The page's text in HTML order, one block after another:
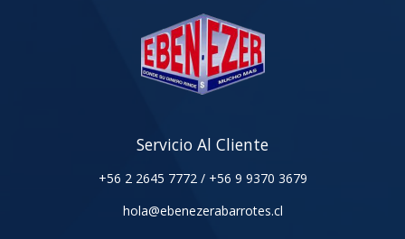
Servicio Al Cliente
+56 2 2645 7772 / +56 9 9370 3679
hola@ebenezerabarrotes.cl